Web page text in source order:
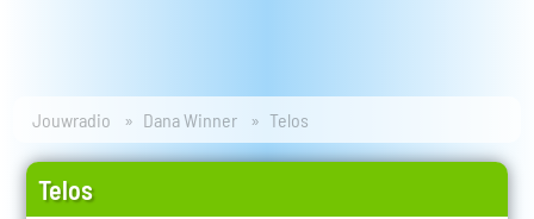
Jouwradio Dana Winner Telos
Telos